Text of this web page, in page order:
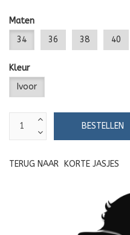
Maten
34
36 38 40
Kleur
Ivoor
TERUG NAAR KORTE JASJES